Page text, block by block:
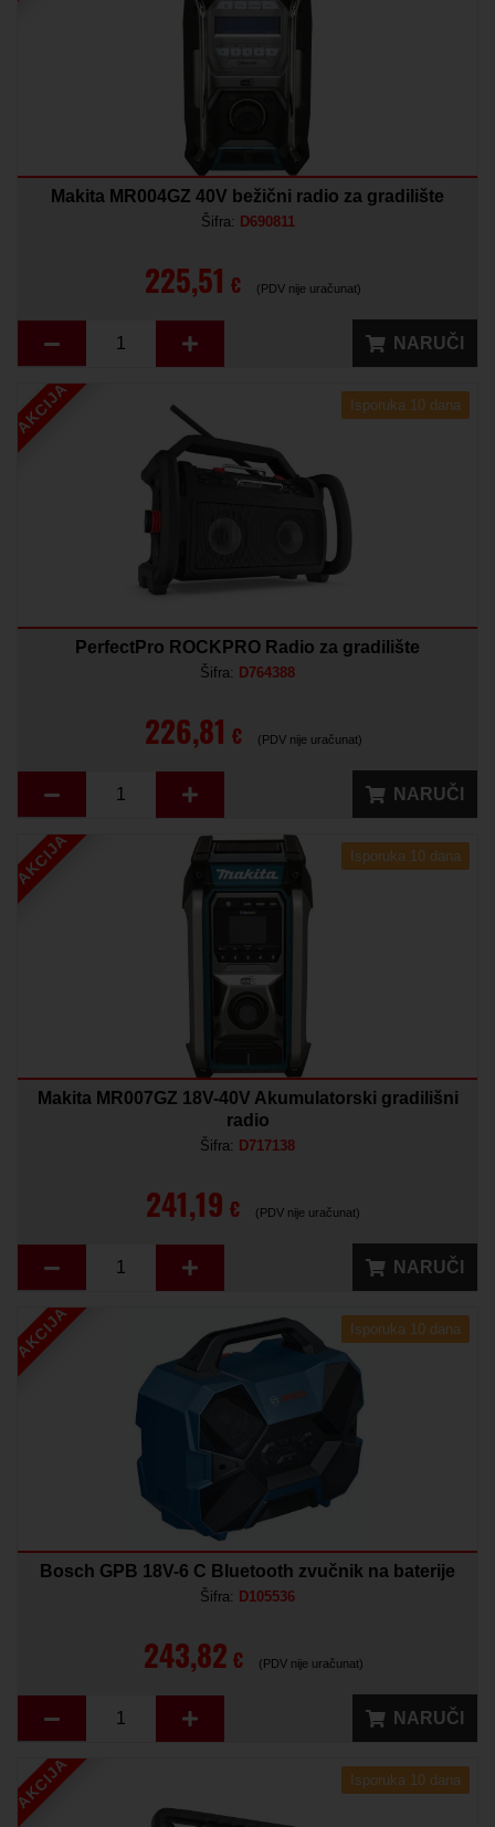
Makita MR004GZ 40V bežični radio za gradilište
Šifra: D690811
225,51 € (PDV nije uračunat)
NARUČI
AKCIJA Isporuka 10 dana
PerfectPro ROCKPRO Radio za gradilište
Šifra: D764388
226,81 € (PDV nije uračunat)
NARUČI
AKCIJA Isporuka 10 dana
Makita MR007GZ 18V-40V Akumulatorski gradilišni
radio
Šifra: D717138
241,19 € (PDV nije uračunat)
NARUČI
AKCIJA Isporuka 10 dana
Bosch GPB 18V-6 C Bluetooth zvučnik na baterije
Šifra: D105536
243,82 € (PDV nije uračunat)
NARUČI
AKCIJA Isporuka 10 dana